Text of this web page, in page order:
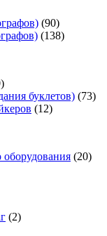
(90)
(138)
буклетов) (73)
(12)
оборудования (20)
(2)